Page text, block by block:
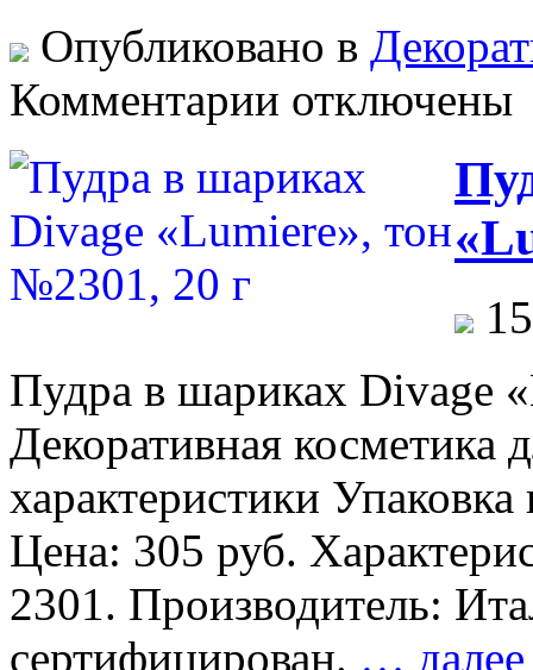
Опубликовано в
Комментарии записи
L’Oreal
«Infaillible»,
всех
типов
отключены
Пудра в шариках Divage
Декоративная косметика
характеристики
Цена: 305 руб.
2301. Производитель:
сертифицирован. … далее